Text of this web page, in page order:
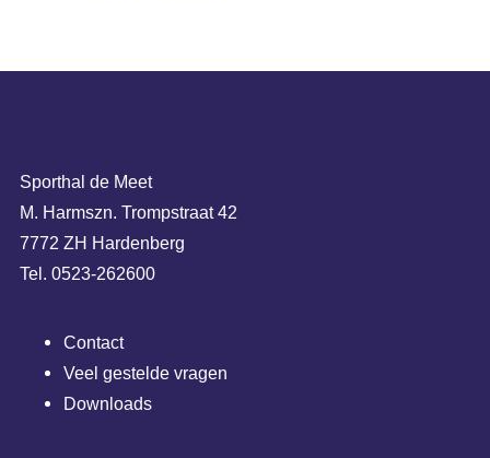
Sporthal de Meet
M. Harmszn. Trompstraat 42
7772 ZH Hardenberg
Tel. 0523-262600
Contact
Veel gestelde vragen
Downloads